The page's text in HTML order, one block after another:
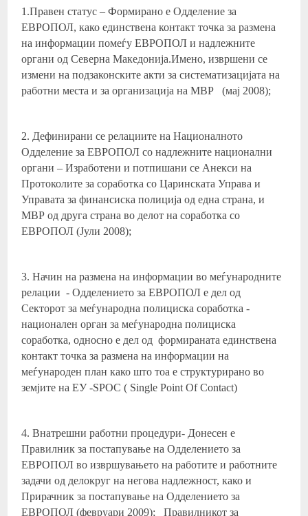
1.Правен статус – Формирано е Одделение за
ЕВРОПОЛ, како единствена контакт точка за размена
на информации помеѓу ЕВРОПОЛ и надлежните
органи од Северна Македонија.Имено, извршени се
измени на подзаконските акти за систематизацијата на
работни места и за организација на МВР (мај 2008);
2. Дефинирани се релациите на Националното
Одделение за ЕВРОПОЛ со надлежните национални
органи – Изработени и потпишани се Анекси на
Протоколите за соработка со Царинската Управа и
Управата за финансиска полиција од една страна, и
МВР од друга страна во делот на соработка со
ЕВРОПОЛ (Јули 2008);
3. Начин на размена на информации во меѓународните
релации - Одделението за ЕВРОПОЛ е дел од
Секторот за меѓународна полициска соработка -
национален орган за меѓународна полициска
соработка, односно е дел од формираната единствена
контакт точка за размена на информации на
меѓународен план како што тоа е структурирано во
земјите на ЕУ -SPOC ( Single Point Of Contact)
4. Внатрешни работни процедури- Донесен е
Правилник за постапување на Одделението за
ЕВРОПОЛ во извршувањето на работите и работните
задачи од делокруг на негова надлежност, како и
Прирачник за постапување на Одделението за
ЕВРОПОЛ (февруари 2009); Правилникот за